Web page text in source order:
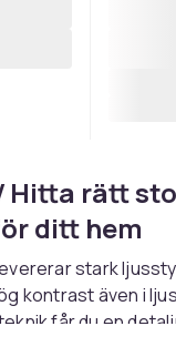
Hitta rätt
ditt hem
stark
kontrast även i
får du en